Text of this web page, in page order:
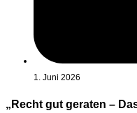
1. Juni 2026
„Recht gut geraten –